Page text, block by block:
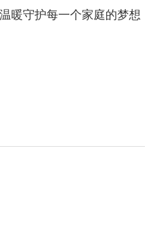
暖守护每一个家庭的梦想